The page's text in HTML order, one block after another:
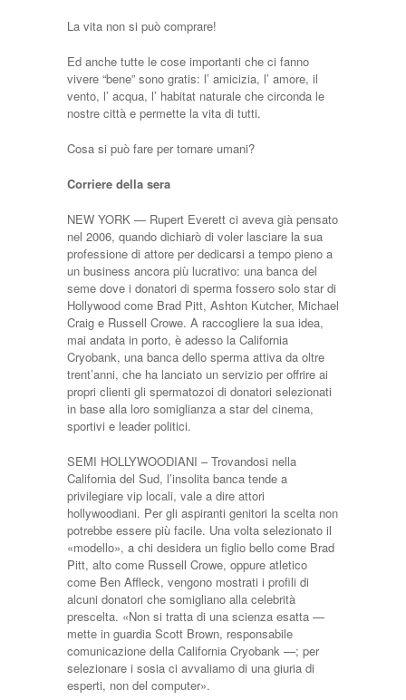
La vita non si può comprare!
Ed anche tutte le cose importanti che ci fanno
vivere “bene” sono gratis: l’ amicizia, l’ amore, il
vento, l’ acqua, l’ habitat naturale che circonda le
nostre città e permette la vita di tutti.
Cosa si può fare per tornare umani?
Corriere della sera
NEW YORK — Rupert Eve­rett ci aveva già pensato
nel 2006, quando dichiarò di vo­ler lasciare la sua
professione di attore per dedicarsi a tem­po pieno a
un business anco­ra più lucrativo: una banca del
seme dove i donatori di sperma fossero solo star di
Hollywood come Brad Pitt, Ashton Kutcher, Michael
Craig e Russell Crowe. A raccogliere la sua idea,
mai andata in porto, è adesso la California
Cryobank, una banca dello sper­ma attiva da oltre
trent’anni, che ha lan­ciato un servizio per offrire ai
propri clienti gli spermatozoi di donatori sele­zionati
in base alla loro somi­glianza a star del cinema,
sportivi e leader politici.
SEMI HOLLYWOODIANI – Tro­vandosi nella
California del Sud, l’insolita banca tende a
privilegiare vip locali, vale a dire attori
hollywoodiani. Per gli aspiranti genitori la scelta non
potrebbe essere più facile. Una volta seleziona­to il
«modello», a chi deside­ra un figlio bello come Brad
Pitt, alto come Russell Crowe, oppure atletico
come Ben Affleck, vengono mostra­ti i profili di
alcuni donatori che somigliano alla celebrità
prescelta. «Non si tratta di una scienza esatta —
mette in guardia Scott Brown, re­sponsabile
comunicazione della California Cryobank —; per
selezionare i sosia ci avva­liamo di una giuria di
esperti, non del computer».